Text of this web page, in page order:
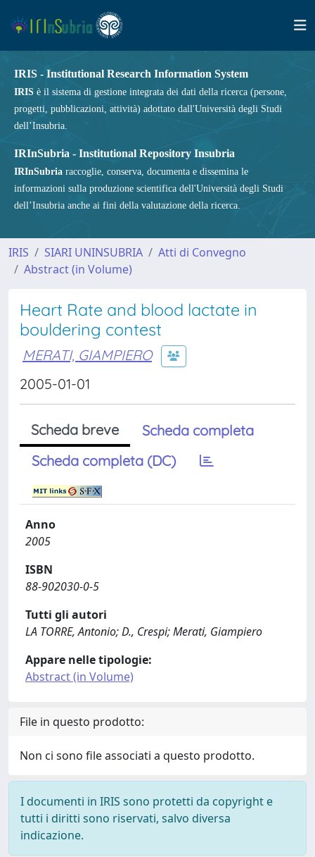
IRIS - Institutional Research Information System
IRIS è il sistema di gestione integrata dei dati della ricerca (persone,
progetti, pubblicazioni, attività) adottato dall'Università degli Studi
dell’Insubria.
IRInSubria - Institutional Repository Insubria
IRInSubria raccoglie, conserva, documenta e dissemina le
informazioni sulla produzione scientifica dell'Università degli Studi
dell’Insubria anche ai fini della valutazione della ricerca.
IRIS SIARI UNINSUBRIA
Atti di Convegno
Abstract (in Volume)
Heart Rate and blood lactate in
bouldering contest
MERATI, GIAMPIERO
2005-01-01
Scheda breve
Scheda completa
Scheda completa (DC)
Anno
2005
ISBN
88-902030-0-5
Tutti gli autori
LA TORRE, Antonio; D., Crespi; Merati, Giampiero
Appare nelle tipologie:
Abstract (in Volume)
File in questo prodotto:
Non ci sono file associati a questo prodotto.
I documenti in IRIS sono protetti da copyright e
tutti i diritti sono riservati, salvo diversa
indicazione.